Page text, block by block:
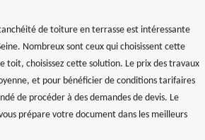
de toiture en terrasse est intéressante
Nombreux sont ceux qui choisissent cette
toit, choisissez cette solution. Le prix des travaux
et pour bénéficier de conditions tarifaires
de procéder à des demandes de devis. Le
prépare votre document dans les meilleurs